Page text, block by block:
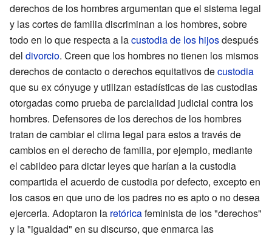
derechos de los hombres argumentan que el sistema legal
y las cortes de familia discriminan a los hombres, sobre
todo en lo que respecta a lacustodia de los hijosdespués
del divorcio. Creen que los hombres no tienen los mismos
derechos de contacto o derechos equitativos decustodia
que su ex cónyuge y utilizan estadísticas de las custodias
otorgadas como prueba de parcialidad judicial contra los
hombres. Defensores de los derechos de los hombres
tratan de cambiar el clima legal para estos a través de
cambios en el derecho de familia, por ejemplo, mediante
el cabildeo para dictar leyes que harían a la custodia
compartida el acuerdo de custodia por defecto, excepto en
los casos en que uno de los padres no es apto o no desea
ejercerla. Adoptaron la retóricafeminista de los "derechos"
y la "igualdad" en su discurso, que enmarca las